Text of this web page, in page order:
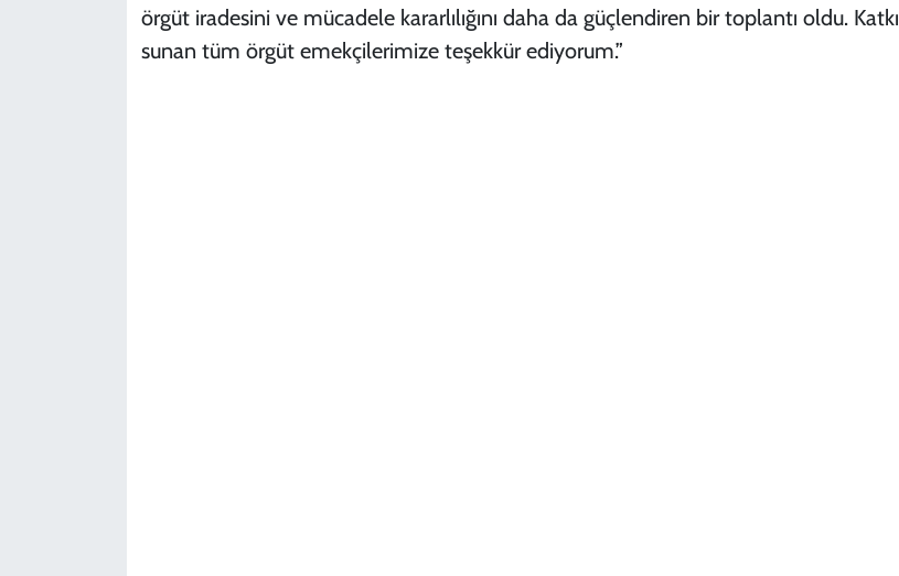
örgüt iradesini ve mücadele kararlılığını daha da güçlendiren bir toplantı oldu. Katkı
sunan tüm örgüt emekçilerimize teşekkür ediyorum.”